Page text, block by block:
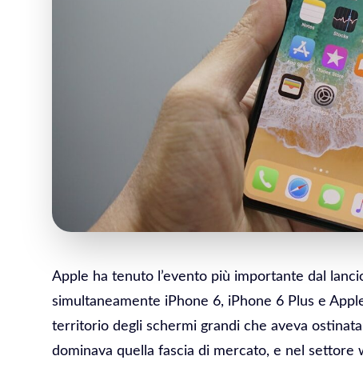
Apple ha tenuto l’evento più importante dal
simultaneamente iPhone 6, iPhone 6 Plus e
territorio degli schermi grandi che aveva
dominava quella fascia di mercato, e nel